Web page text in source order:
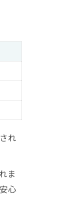
れ
ま
心